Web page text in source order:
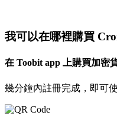
我可以在哪裡購買
在 Toobit app 上購買加密
幾分鐘內註冊完成，即可